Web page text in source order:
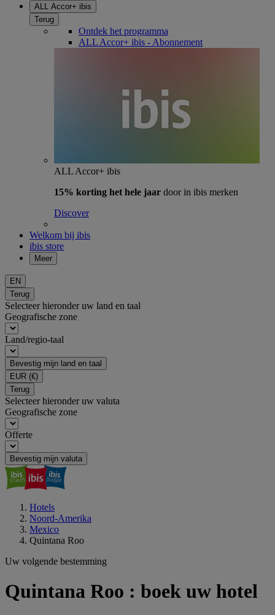
ALL Accor+ ibis
Terug
Ontdek het programma
ALL Accor+ ibis - Abonnement
ALL Accor+ ibis
15% korting het hele jaar door in ibis merken
Discover
Welkom bij ibis
ibis store
Meer
EN
Terug
Selecteer hieronder uw land en taal
Geografische zone
Land/regio-taal
Bevestig mijn land en taal
EUR (€)
Terug
Selecteer hieronder uw valuta
Geografische zone
Offerte
Bevestig mijn valuta
Hotels
Noord-Amerika
Mexico
Quintana Roo
Uw volgende bestemming
Quintana Roo : boek uw hotel